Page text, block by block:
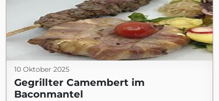
10 Oktober 2025
Gegrillter Camembert im
Baconmantel